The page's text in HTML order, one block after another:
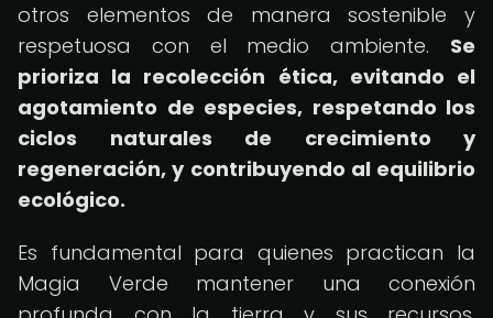
otros elementos de manera sostenible y
respetuosa con el medio ambiente. Se
prioriza la recolección ética, evitando el
agotamiento de especies, respetando los
ciclos naturales de crecimiento y
regeneración, y contribuyendo al equilibrio
ecológico.
Es fundamental para quienes practican la
Magia Verde mantener una conexión